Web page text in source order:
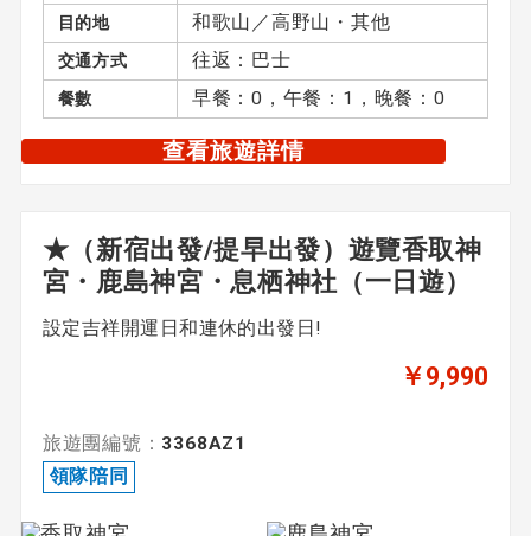
目的地 和歌山／高野山・其他
交通方式 往返：巴士
餐數 早餐：0，午餐：1，晚餐：0
查看旅遊詳情
★（新宿出發/提早出發）遊覽香取神
宮・鹿島神宮・息栖神社（一日遊）
設定吉祥開運日和連休的出發日!
￥9,990
旅遊團編號： 3368AZ1
領隊陪同